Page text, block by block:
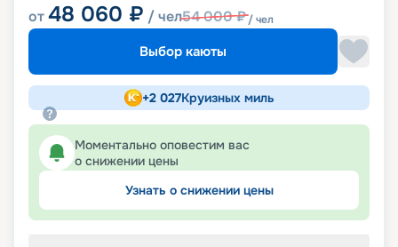
от48 060 ₽ / чел54 000₽/ чел
Выбор каюты
+2 027Круизных миль
Моментально оповестим вас
о снижении цены
Узнать о снижении цены